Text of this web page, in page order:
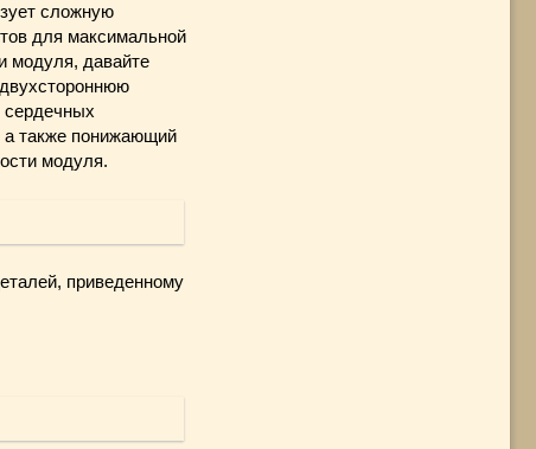
сложную
для максимальной
модуля, давайте
сердечных
а также понижающий
модуля.
приведенному